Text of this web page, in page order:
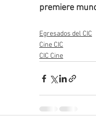
premiere
Egresados del CIC
Cine CIC
CIC Cine